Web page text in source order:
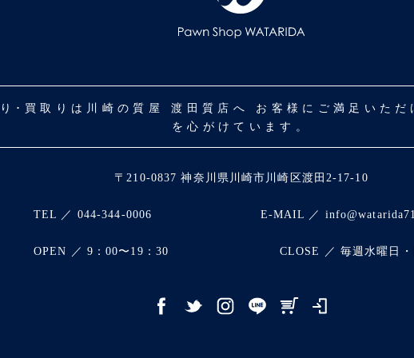
･買取りは川崎の質屋 渡田質店へ お客様にご満足いただ
を心がけています。
〒210-0837 神奈川県川崎市川崎区渡田2-17-10
TEL ／ 044-344-0006 E-MAIL ／
OPEN ／ 9：00〜19：30 CLOSE ／ 毎週水曜日・